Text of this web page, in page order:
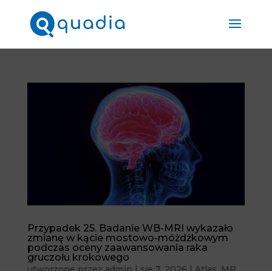
Przypadek 25. Badanie WB-MRI wykazało
zmianę w kącie mostowo-móżdżkowym
podczas oceny zaawansowania raka
gruczołu krokowego